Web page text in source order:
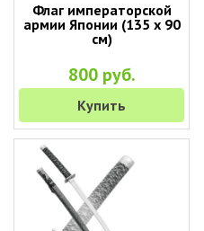
Флаг императорской
армии Японии (135 х 90
см)
800 руб.
Купить